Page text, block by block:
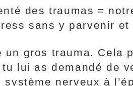
des traumas =
sans y parvenir et
gros trauma. Cela
lui as demandé de
nerveux à